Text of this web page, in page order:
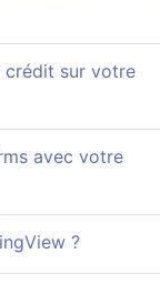
crédit sur votre
avec votre
?